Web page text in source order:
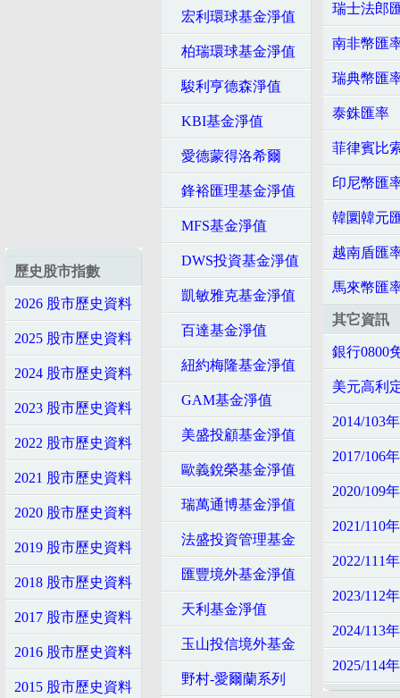
歷史股市指數
2026 股市歷史資料
2025 股市歷史資料
2024 股市歷史資料
2023 股市歷史資料
2022 股市歷史資料
2021 股市歷史資料
2020 股市歷史資料
2019 股市歷史資料
2018 股市歷史資料
2017 股市歷史資料
2016 股市歷史資料
2015 股市歷史資料
宏利環球基金淨值
柏瑞環球基金淨值
駿利亨德森淨值
KBI基金淨值
愛德蒙得洛希爾
鋒裕匯理基金淨值
MFS基金淨值
DWS投資基金淨值
凱敏雅克基金淨值
百達基金淨值
紐約梅隆基金淨值
GAM基金淨值
美盛投顧基金淨值
歐義銳榮基金淨值
瑞萬通博基金淨值
法盛投資管理基金
匯豐境外基金淨值
天利基金淨值
玉山投信境外基金
野村-愛爾蘭系列
瑞士法郎
南非幣匯
瑞典幣匯
泰銖匯率
菲律賓比
印尼幣匯
韓圜韓元
越南盾匯
馬來幣匯
其它資訊
銀行0800
美元高利
2014/103
2017/106
2020/109
2021/110
2022/111
2023/112
2024/113
2025/114